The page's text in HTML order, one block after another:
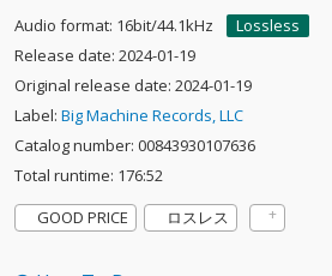
Audio format: 16bit/44.1kHz
Lossless
Release date: 2024-01-19
Original release date: 2024-01-19
Label: Big Machine Records, LLC
Catalog number: 00843930107636
Total runtime: 176:52
GOOD PRICE
ロスレス